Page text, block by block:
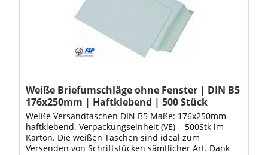
Weiße Briefumschläge ohne Fenster | DIN B5
176x250mm | Haftklebend | 500 Stück
Weiße Versandtaschen DIN B5 Maße: 176x250mm
haftklebend. Verpackungseinheit (VE) = 500Stk im
Karton. Die weißen Taschen sind ideal zum
Versenden von Schriftstücken sämtlicher Art. Dank